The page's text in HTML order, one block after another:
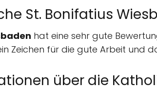
St. Bonifatius
hat eine sehr gute
Zeichen für die gute Arbeit und
über die